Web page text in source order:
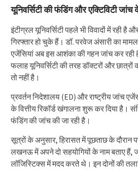
यूनिवर्सिटी की फंडिंग और एक्टिविटी जांच
इंटीग्रल यूनिवर्सिटी पहले भी विवादों में रही है
गिरफ्तार हो चुके हैं। डॉ. परवेज अंसारी का
एजेंसियां अब इस आशंका की गहन जांच कर रही
फलाह यूनिवर्सिटी की तरह डॉक्टरों और
तो नहीं है।
प्रवर्तन निदेशालय (ED) और राष्ट्रीय जांच
के वित्तीय रिकॉर्ड खंगालना शुरू कर दिया है।
फंडिंग की जांच की जा रही है।
सूत्रों के अनुसार, हिरासत में पूछताछ के
लखनऊ में अपने दो सहयोगियों के नाम बताए हैं,
लॉजिस्टिक्स में मदद करते थे। इन दोनों की